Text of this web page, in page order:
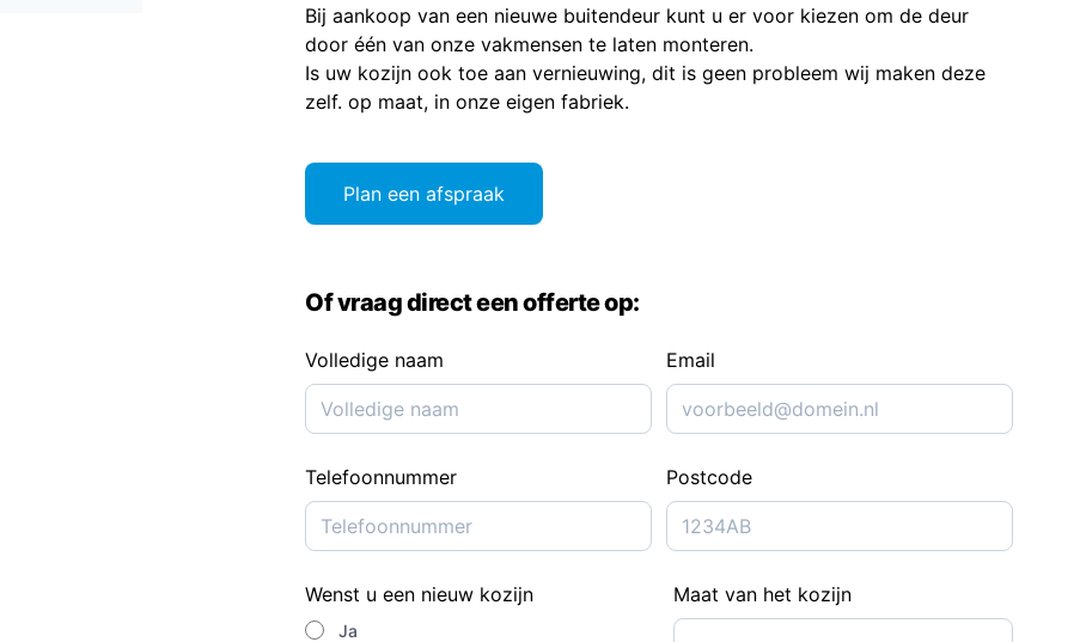
Bij aankoop van een nieuwe buitendeur kunt u er voor kiezen om de deur
door één van onze vakmensen te laten monteren.
Is uw kozijn ook toe aan vernieuwing, dit is geen probleem wij maken deze
zelf. op maat, in onze eigen fabriek.
Plan een afspraak
Of vraag direct een offerte op:
Volledige naam Email
Telefoonnummer Postcode
Wenst u een nieuw kozijn
Ja
Maat van het kozijn